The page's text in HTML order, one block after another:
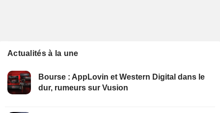
Actualités à la une
Bourse : AppLovin et Western Digital dans le
dur, rumeurs sur Vusion